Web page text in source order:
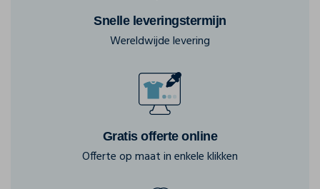
Snelle leveringstermijn
Wereldwijde levering
Gratis offerte online
Offerte op maat in enkele klikken